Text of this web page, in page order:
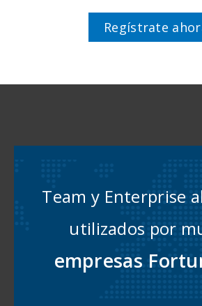
Regístrate
Team y Enterprise
utilizados por
empresas